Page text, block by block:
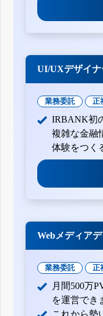
UI/UXデザイナ
業務委託 正
IRBANK初
複雑な金融
体験をつく
Webメディア
業務委託 正
月間500万
を運営でき
これから勢